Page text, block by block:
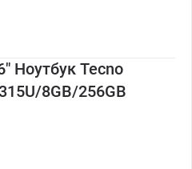
Ноутбук Tecno
8GB/256GB